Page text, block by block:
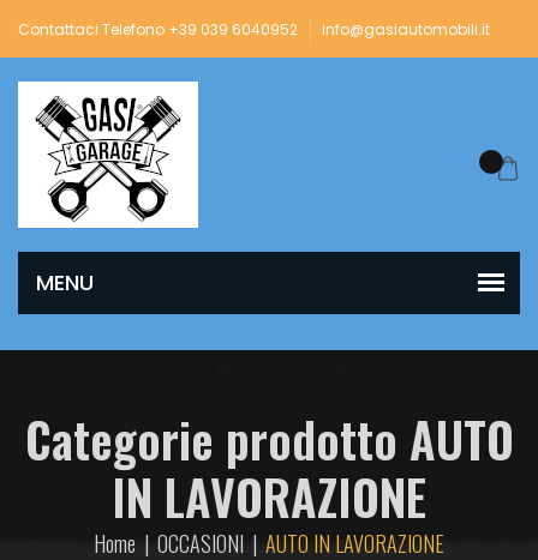
Contattaci Telefono +39 039 6040952 info@gasiautomobili.it
Categorie prodotto AUTO
IN LAVORAZIONE
Home | OCCASIONI | AUTO IN LAVORAZIONE